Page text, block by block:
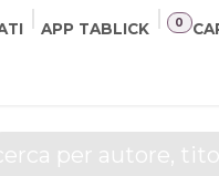
APP TABLICK 0